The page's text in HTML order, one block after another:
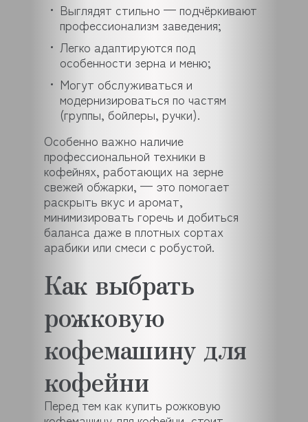
Выглядят стильно — подчёркивают
профессионализм заведения;
Легко адаптируются под
особенности зерна и меню;
Могут обслуживаться и
модернизироваться по частям
(группы, бойлеры, ручки).
Особенно важно наличие
профессиональной техники в
кофейнях, работающих на зерне
свежей обжарки, — это помогает
раскрыть вкус и аромат,
минимизировать горечь и добиться
баланса даже в плотных сортах
арабики или смеси с робустой.
Как выбрать
рожковую
кофемашину для
кофейни
Перед тем как купить рожковую